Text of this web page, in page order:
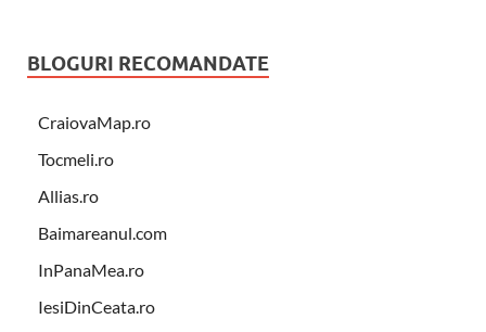
BLOGURI RECOMANDATE
CraiovaMap.ro
Tocmeli.ro
Allias.ro
Baimareanul.com
InPanaMea.ro
IesiDinCeata.ro